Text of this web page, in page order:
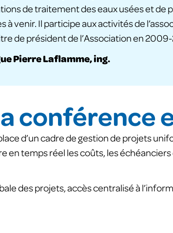
de traitement des eaux usées et de
venir. Il participe aux activités de
de président de l’Association en
Pierre Laflamme, ing.
conférence
d’un cadre de gestion de projets
en temps réel les coûts, les
des projets, accès centralisé à